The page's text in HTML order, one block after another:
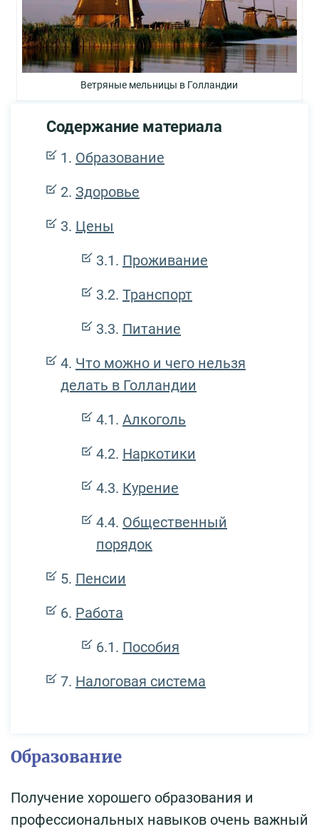
Ветряные мельницы в Голландии
Содержание материала
Образование
Здоровье
Цены
Проживание
Транспорт
Питание
Что можно и чего нельзя
делать в Голландии
Алкоголь
Наркотики
Курение
Общественный
порядок
Пенсии
Работа
Пособия
Налоговая система
Образование
Получение хорошего образования и
профессиональных навыков очень важный